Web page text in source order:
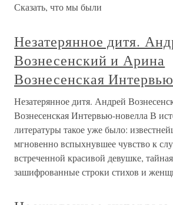
Сказать, что мы были
Незатерянное дитя.
Вознесенский и Арина
Вознесенская
Незатерянное дитя. Андрей
Вознесенская Интервью-новелла В
литературы такое уже было:
мгновенно вспыхнувшее чувство к
встреченной красивой девушке,
зашифрованные строки стихов и